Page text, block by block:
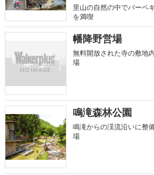
里山の自然の中でバーベ
を満喫
幡降野営場
無料開放された寺の敷地
場
鳴滝森林公園
鳴滝からの渓流沿いに整
場